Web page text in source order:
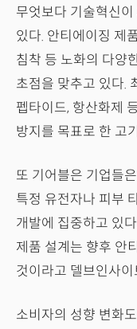
무엇보다 기술혁신
있다. 안티에이징 제
침착 등 노화의 다양
초점을 맞추고 있다.
펩타이드, 항산화제
방지를 목표로 한 고
또 기어블은 기업들
특정 유전자나 피부
개발에 집중하고 있
제품 설계는 향후 안
것이라고 델브인사
소비자의 성향 변화